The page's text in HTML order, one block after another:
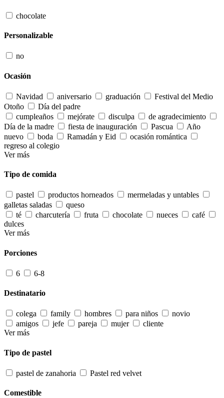
chocolate
Personalizable
no
Ocasión
Navidad aniversario graduación
Festival del Medio
Otoño
Día del padre
cumpleaños
mejórate disculpa
de agradecimiento
Día de la madre
fiesta de inauguración Pascua
Año
nuevo
boda Ramadán y Eid
ocasión romántica
regreso al colegio
Ver más
Tipo de comida
pastel productos horneados
mermeladas y untables
galletas saladas
queso
té
charcutería fruta chocolate nueces
café
dulces
Ver más
Porciones
6 6-8
Destinatario
colega family hombres para niños
novio
amigos
jefe pareja mujer
cliente
Ver más
Tipo de pastel
pastel de zanahoria Pastel red velvet
Comestible